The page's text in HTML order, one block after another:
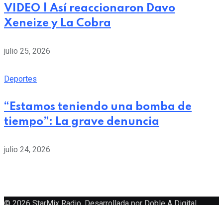
VIDEO | Así reaccionaron Davo
Xeneize y La Cobra
julio 25, 2026
Deportes
“Estamos teniendo una bomba de
tiempo”: La grave denuncia
julio 24, 2026